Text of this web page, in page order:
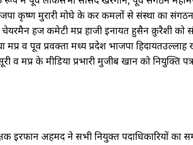
कृष्ण मुरारी मोघे के कर कमलों से संस्था का
चेयरमैन हज कमेटी मप्र हाजी इनायत हुसैन क़ुरैशी को
मप्र व पूर्व प्रवक्ता मध्य प्रदेश भाजपा
व मप्र के मीडिया प्रभारी मुजीब खान को नियुक्ति
इरफान अहमद ने सभी नियुक्त पदाधिकारियों का